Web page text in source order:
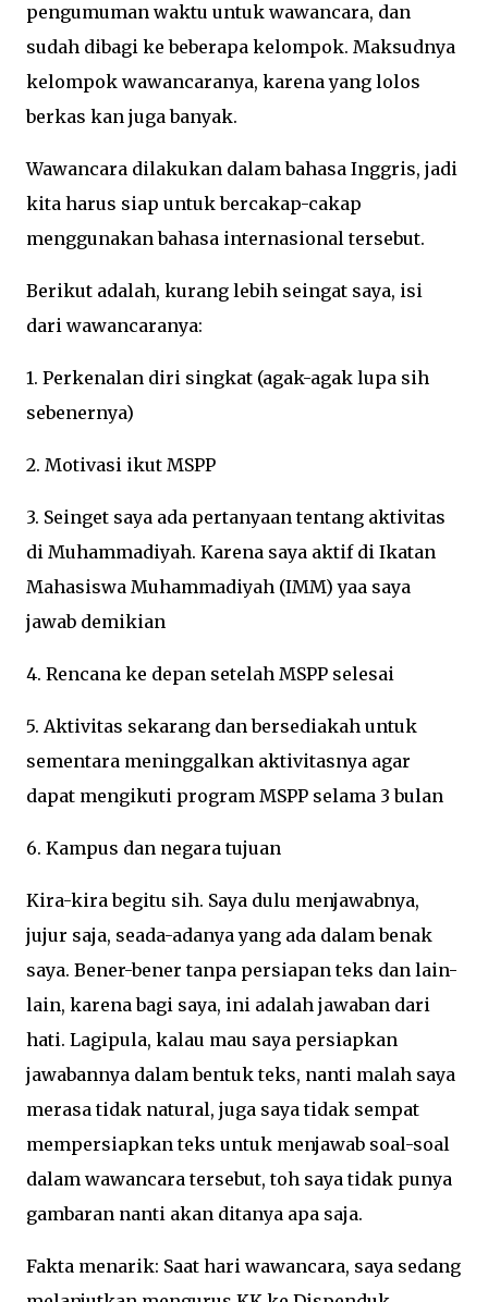
pengumuman waktu untuk wawancara, dan
sudah dibagi ke beberapa kelompok. Maksudnya
kelompok wawancaranya, karena yang lolos
berkas kan juga banyak.
Wawancara dilakukan dalam bahasa Inggris, jadi
kita harus siap untuk bercakap-cakap
menggunakan bahasa internasional tersebut.
Berikut adalah, kurang lebih seingat saya, isi
dari wawancaranya:
1. Perkenalan diri singkat (agak-agak lupa sih
sebenernya)
2. Motivasi ikut MSPP
3. Seinget saya ada pertanyaan tentang aktivitas
di Muhammadiyah. Karena saya aktif di Ikatan
Mahasiswa Muhammadiyah (IMM) yaa saya
jawab demikian
4. Rencana ke depan setelah MSPP selesai
5. Aktivitas sekarang dan bersediakah untuk
sementara meninggalkan aktivitasnya agar
dapat mengikuti program MSPP selama 3 bulan
6. Kampus dan negara tujuan
Kira-kira begitu sih. Saya dulu menjawabnya,
jujur saja, seada-adanya yang ada dalam benak
saya. Bener-bener tanpa persiapan teks dan lain-
lain, karena bagi saya, ini adalah jawaban dari
hati. Lagipula, kalau mau saya persiapkan
jawabannya dalam bentuk teks, nanti malah saya
merasa tidak natural, juga saya tidak sempat
mempersiapkan teks untuk menjawab soal-soal
dalam wawancara tersebut, toh saya tidak punya
gambaran nanti akan ditanya apa saja.
Fakta menarik: Saat hari wawancara, saya sedang